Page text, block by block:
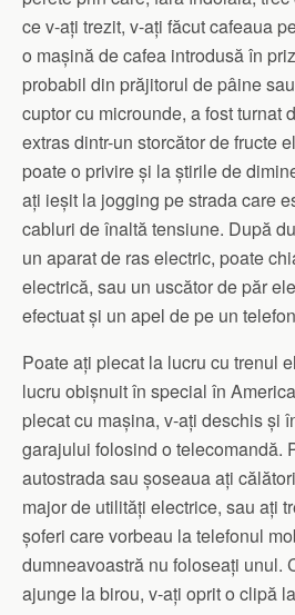
ce v-ați trezit, v-ați făcut cafeaua
o mașină de cafea introdusă în
probabil din prăjitorul de pâine
cuptor cu microunde, a fost turnat
extras dintr-un storcător de fructe
poate o privire și la știrile de
ați ieșit la jogging pe strada care
cabluri de înaltă tensiune. După
un aparat de ras electric, poate
electrică, sau un uscător de păr
efectuat și un apel de pe un
Poate ați plecat la lucru cu trenul
lucru obișnuit în special în
plecat cu mașina, v-ați deschis și
garajului folosind o telecomandă.
autostrada sau șoseaua ați
major de utilități electrice, sau ați
șoferi care vorbeau la telefonul
dumneavoastră nu foloseați unul.
ajunge la birou, v-ați oprit o clipă